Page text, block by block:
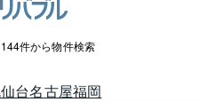
件から物件検索
仙台名古屋福岡